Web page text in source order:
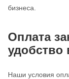
бизнеса.
Оплата
удобство
Наши условия